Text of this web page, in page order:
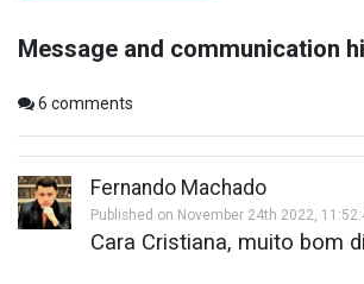
Message and communication
6 comments
Fernando Machado
Published on November 24th 2022,
Cara Cristiana, muito bom